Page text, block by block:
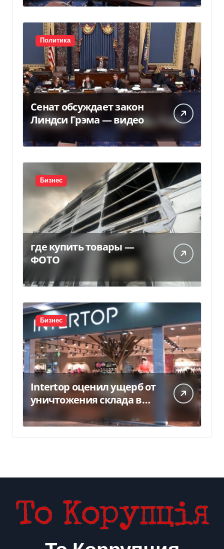
Политика
Сенат обсуждает закон
Линдси Грэма — видео
Бизнес
где купить товары —
ФОТО
Бизнес
Intertop оценил ущерб от
уничтожения склада в